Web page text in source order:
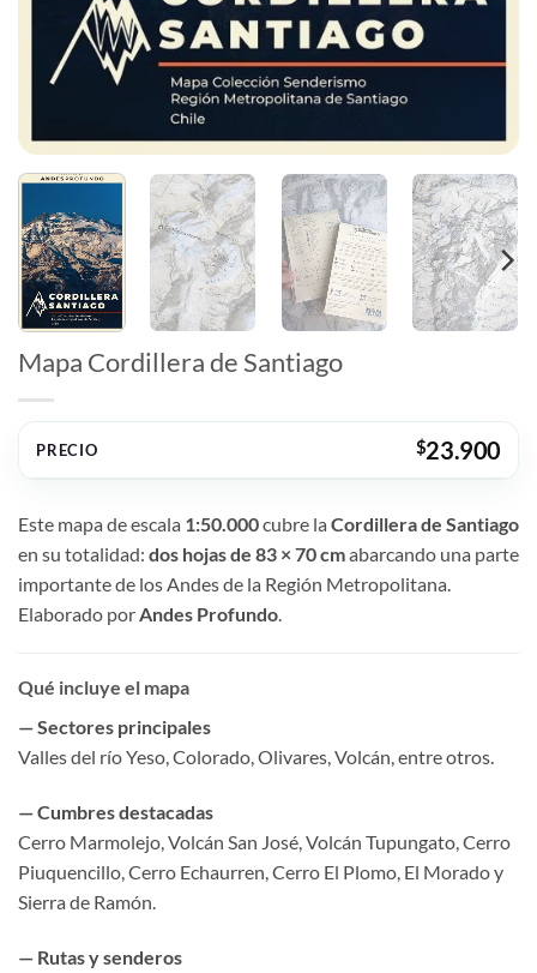
Mapa Cordillera de Santiago
PRECIO $23.900
Este mapa de escala 1:50.000cubre la Cordillera de Santiago
en su totalidad: dos hojas de 83 × 70 cmabarcando una parte
importante de los Andes de la Región Metropolitana.
Elaborado por Andes Profundo
Qué incluye el mapa
— Sectores principales
Valles del río Yeso, Colorado, Olivares, Volcán, entre otros.
— Cumbres destacadas
Cerro Marmolejo, Volcán San José, Volcán Tupungato, Cerro
Piuquencillo, Cerro Echaurren, Cerro El Plomo, El Morado y
Sierra de Ramón.
— Rutas y senderos